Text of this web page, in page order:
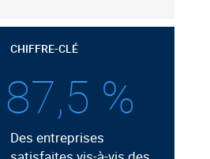
CHIFFRE-CLÉ
87,5 %
Des entreprises